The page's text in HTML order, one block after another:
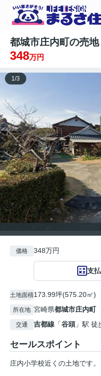
都城市庄内町の売地
348万円
1/3
価格 348万円
支
土地面積173.99坪(575.20㎡)
所在地 宮崎県都城市庄内町
交通 吉都線 「谷頭 」駅 徒
セールスポイント
庄内小学校近くの土地です。